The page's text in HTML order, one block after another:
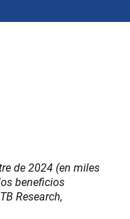
de 2024 (en miles
beneficios
Research,